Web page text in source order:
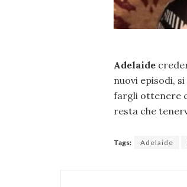
Adelaide
nuovi episodi,
fargli ottenere
resta che
Tags: Adelaide